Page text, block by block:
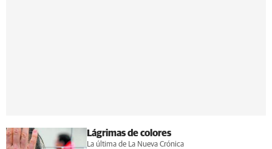
Lágrimas de colores
La última de La Nueva Crónica